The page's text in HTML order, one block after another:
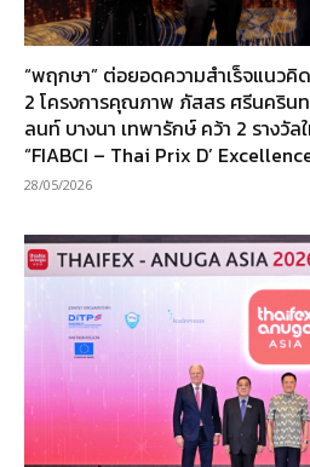
“พฤกษา” ต่อยอดความสำเร็จแนว
2 โครงการคุณภาพ ภัสสร ศรีนคริน
ลนท์ บางนา เทพารักษ์ คว้า 2 รางวั
“FIABCI – Thai Prix D’
28/05/2026